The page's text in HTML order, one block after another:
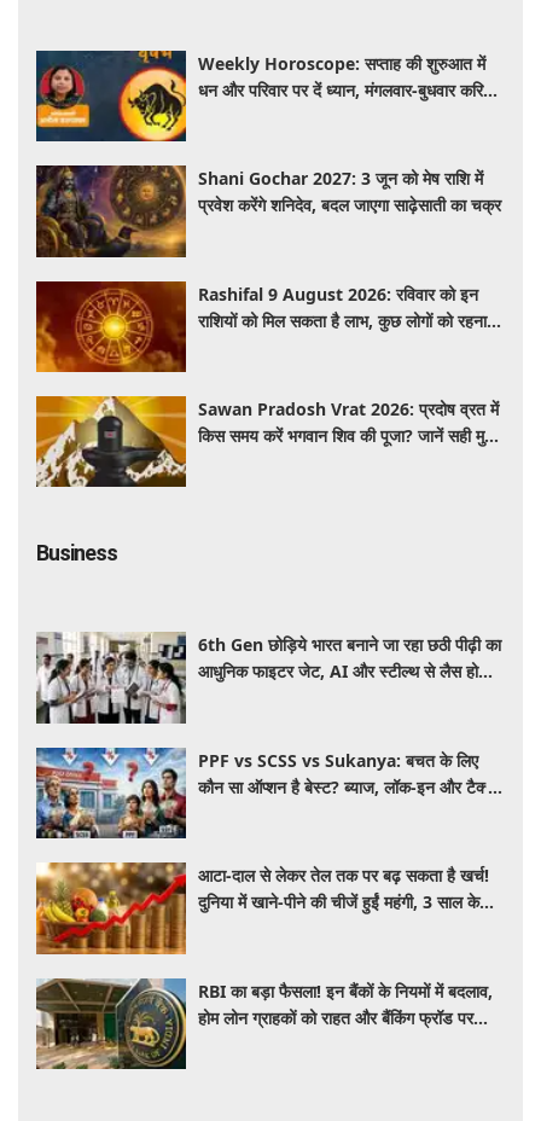
Weekly Horoscope: सप्ताह की शुरुआत में
धन और परिवार पर दें ध्यान, मंगलवार-बुधवार करियर
Shani Gochar 2027: 3 जून को मेष राशि में
प्रवेश करेंगे शनिदेव, बदल जाएगा साढ़ेसाती का चक्र
Rashifal 9 August 2026: रविवार को इन
राशियों को मिल सकता है लाभ, कुछ लोगों को रहना
Sawan Pradosh Vrat 2026: प्रदोष व्रत में
किस समय करें भगवान शिव की पूजा? जानें सही मुहूर्त
Business
6th Gen छोड़िये भारत बनाने जा रहा छठी पीढ़ी का
आधुनिक फाइटर जेट, AI और स्टील्थ से लैस होगा
PPF vs SCSS vs Sukanya: बचत के लिए
कौन सा ऑप्शन है बेस्ट? ब्याज, लॉक-इन और टैक्स
आटा-दाल से लेकर तेल तक पर बढ़ सकता है खर्च!
दुनिया में खाने-पीने की चीजें हुईं महंगी, 3 साल के
RBI का बड़ा फैसला! इन बैंकों के नियमों में बदलाव,
होम लोन ग्राहकों को राहत और बैंकिंग फ्रॉड पर